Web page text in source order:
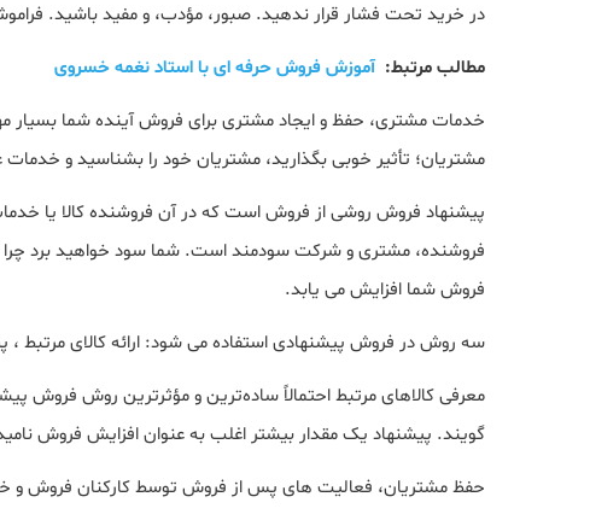
در خرید تحت فشار قرار ندهید. صبور، مؤدب، و مفید باشید.
مطالب مرتبط: آموزش فروش حرفه ای با استاد نغمه خسروی
خدمات مشتری، حفظ و ایجاد مشتری برای فروش آینده شما
مشتریان؛ تأثیر خوبی بگذارید، مشتریان خود را بشناسید و خدمات
پیشنهاد فروش روشی از فروش است که در آن فروشنده کالا یا
فروشنده، مشتری و شرکت سودمند است. شما سود خواهید برد چرا
فروش شما افزایش می یابد.
سه روش در فروش پیشنهادی استفاده می شود: ارائه کالای مرتبط
معرفی کالاهای مرتبط احتمالاً ساده‌ترین و مؤثرترین روش
گویند. پیشنهاد یک مقدار بیشتر اغلب به عنوان افزایش فروش
حفظ مشتریان، فعالیت های پس از فروش توسط کارکنان فروش و